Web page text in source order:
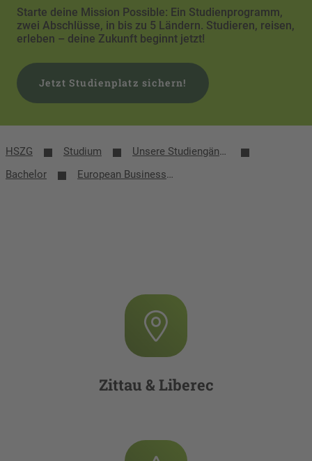
Starte deine Mission Possible: Ein Studienprogramm,
zwei Abschlüsse, in bis zu 5 Ländern. Studieren, reisen,
erleben – deine Zukunft beginnt jetzt!
Jetzt Studienplatz sichern!
HSZG Studium
Unsere Studiengänge
Bachelor
European Business Bachelor-Studium
Zittau & Liberec